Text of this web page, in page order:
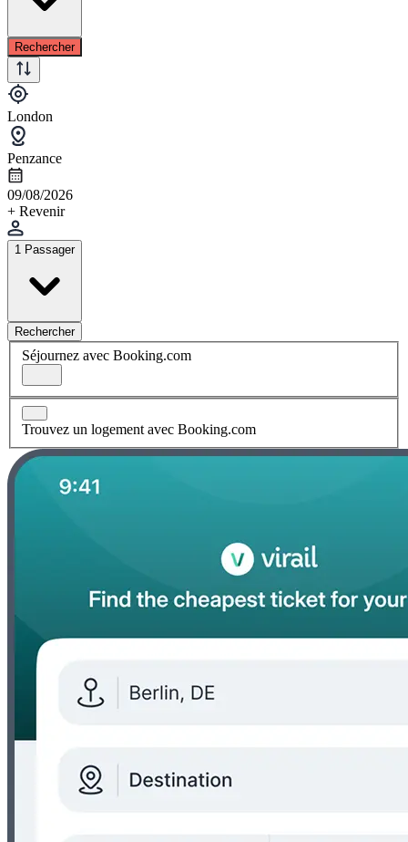
Rechercher
London
Penzance
09/08/2026
+ Revenir
1 Passager
Rechercher
Séjournez avec Booking.com
Trouvez un logement avec Booking.com